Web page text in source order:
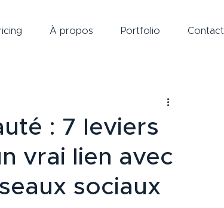
À propos Portfolio Contact
: 7 leviers
vrai lien avec
sociaux